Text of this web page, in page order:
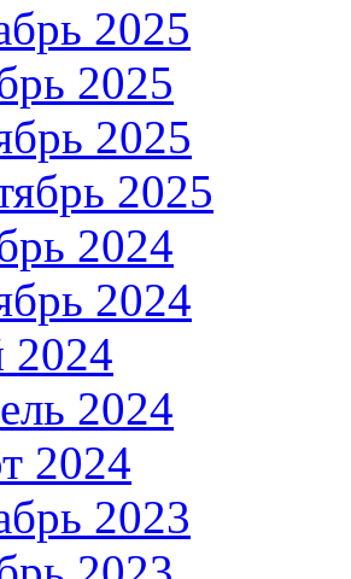
2025
2025
2025
2025
2024
2024
2024
2024
2023